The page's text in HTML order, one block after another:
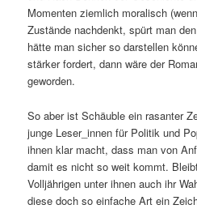
Momenten ziemlich moralisch
Zustände nachdenkt, spürt man
hätte man sicher so darstellen
stärker fordert, dann wäre der
geworden.
So aber ist Schäuble ein rasanter
junge Leser_innen für Politik und
ihnen klar macht, dass man von
damit es nicht so weit kommt.
Volljährigen unter ihnen auch ihr
diese doch so einfache Art ein